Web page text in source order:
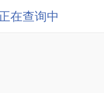
在查询中